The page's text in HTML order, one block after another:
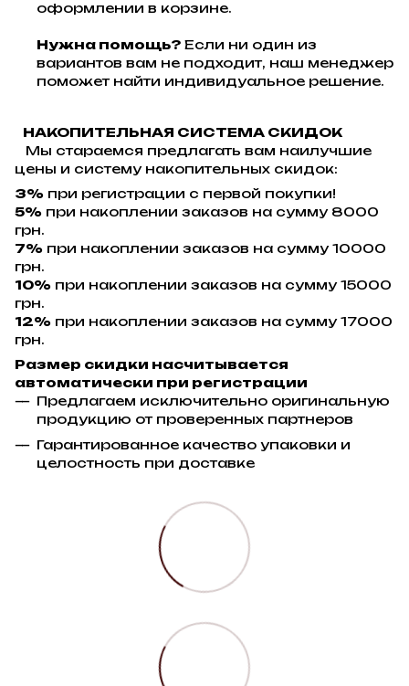
оформлении в корзине.
Нужна помощь? Если ни один из
вариантов вам не подходит, наш менеджер
поможет найти индивидуальное решение.
НАКОПИТЕЛЬНАЯ СИСТЕМА СКИДОК
Мы стараемся предлагать вам наилучшие
цены и систему накопительных скидок:
3% при регистрации с первой покупки!
5% при накоплении заказов на сумму 8000
грн.
7% при накоплении заказов на сумму 10000
грн.
10% при накоплении заказов на сумму 15000
грн.
12% при накоплении заказов на сумму 17000
грн.
Размер скидки насчитывается
автоматически при регистрации
Предлагаем исключительно оригинальную
продукцию от проверенных партнеров
Гарантированное качество упаковки и
целостность при доставке